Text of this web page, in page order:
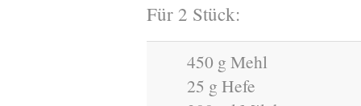
Für 2 Stück:
450 g Mehl
25 g Hefe